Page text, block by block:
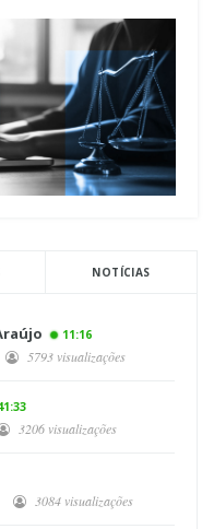
NOTÍCIAS
11:16
5793 visualizações
3206 visualizações
3084 visualizações